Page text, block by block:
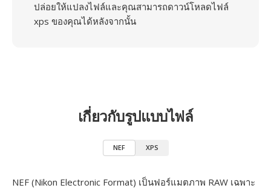
ปล่อยให้แปลงไฟล์และคุณสามารถดาวน์โหลดไฟล์
xps ของคุณได้หลังจากนั้น
เกี่ยวกับรูปแบบไฟล์
NEF XPS
NEF (Nikon Electronic Format) เป็นฟอร์แมตภาพ RAW เฉพาะ